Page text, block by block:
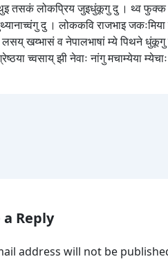
तसकं लोकप्रिय जुइधुंकूगु दु । थ्व फुक्क हे
दु । लोककवि राजभाइ
लसय् खय्भासं व नेपालभाषां म्ये पिथने धुंकूगु
च्वसाय् झी नेवाः नांगु मचाम्येया
a Reply
address will not be